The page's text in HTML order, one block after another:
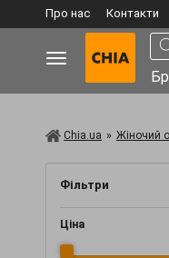
Про нас Контакти
Chia.ua » Жіночий
Фільтри
Ціна